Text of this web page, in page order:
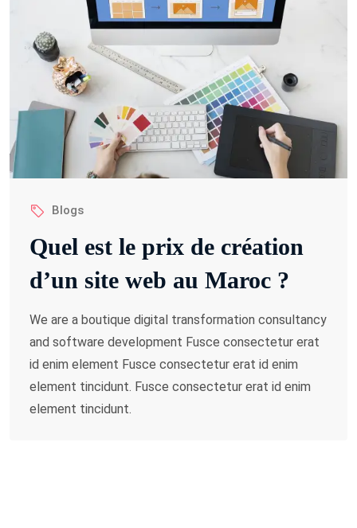
Blogs
Quel est le prix de création
d’un site web au Maroc ?
We are a boutique digital transformation consultancy
and software development Fusce consectetur erat
id enim element Fusce consectetur erat id enim
element tincidunt. Fusce consectetur erat id enim
element tincidunt.